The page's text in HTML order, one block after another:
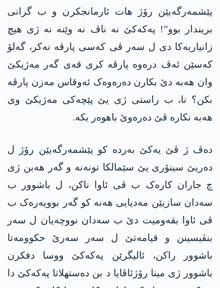
پێشمەرگەیێن رۆژ هات ئارمانجکرن و ب گرانی
بریندار بوو”! پەکەکێ نە ناڤ نە وێنە نە ژی هیچ
زانیاریەکا دی ل سەر ڤی کەسی پارڤە نەکر، گەلۆ
کەسێن ئەڤ درەوە پارڤە کری قەی گەر مەژیکێ
وان هەبە دێ بکارن دەرەوەک ئەوقاس مەزن پارڤە
بکن؟ نا، ب راستی ژی یێ پێچەکی مەژیکێ وی
هەبە نکارە ڤێ دەرەوێ باهوەر بکە.
دەڤ ژ ڤێ یەکێ بەردە کو پێشمەرگەیێن رۆژ ل
دەریێ سینۆری یێ سێمالکا تونەنە و گەر هەبن ژی
چ جاران کارەک ب ڤی ئاوا ناکن، ل باشوور ب
سەدان سازیێن مەدیایی هەنە کو گەر بوویەرەک ب
ڤی ئاوا بقەومیت دێ ب سەدان نووچەیان ل سەر
بنڤیسینن و قیامەتێ ل سەر سەرێ حکوومەتا
باشوور راکن، ئالیگرێن پەکەکێ ووسا دفکرن
باشوور ژی مینا رۆژئاڤایا د بن دەستهلاتا پەکەکێ دا